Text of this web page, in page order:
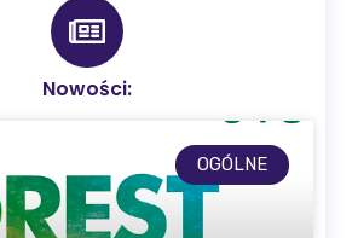
Nowości:
OGÓLNE